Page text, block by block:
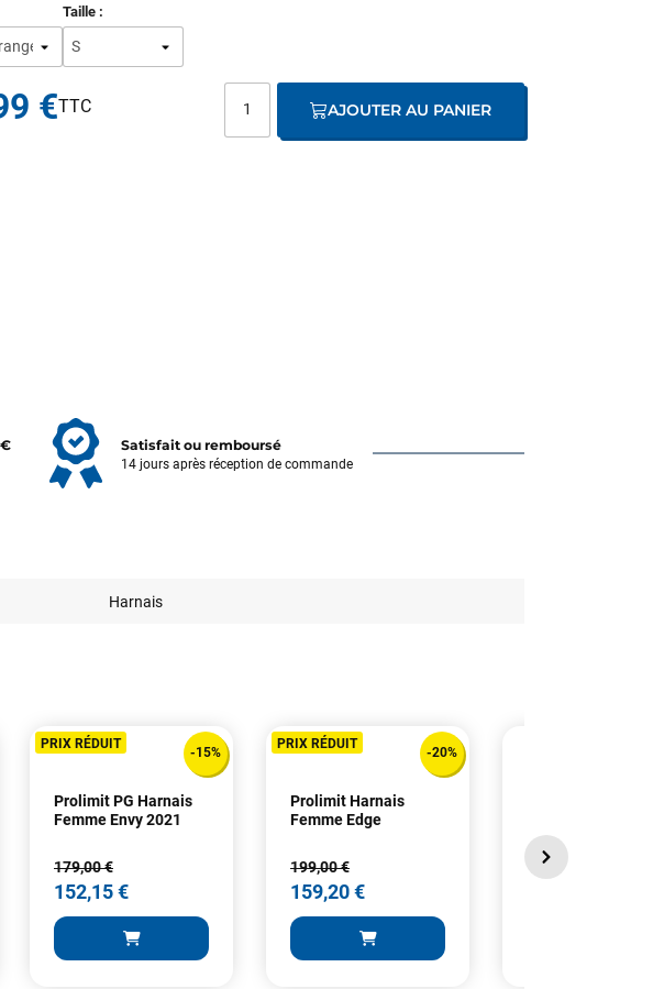
Taille :
€ AJOUTER AU PANIER
Satisfait ou remboursé
14 jours après réception de commande
Harnais
PRIX RÉDUIT
-15%
Prolimit PG Harnais
Femme Envy 2021
179,00 €
152,15 €
PRIX RÉDUIT
-20%
Prolimit Harnais
Femme Edge
199,00 €
159,20 €
99,99 €
uns de vos
sur Google
semaines
de bonne qualité :